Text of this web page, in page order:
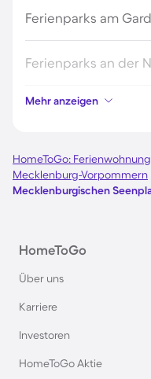
Ferienparks am
Ferienparks an der
Ferienparks in
Ferienparks in
Ferienparks im Harz
Ferienparks auf
Ferienparks auf Texel
Ferienparks im
Mehr anzeigen
HomeToGo:
Mecklenburg-Vorpommern
Mecklenburgischen
HomeToGo
Über uns
Karriere
Investoren
HomeToGo Aktie